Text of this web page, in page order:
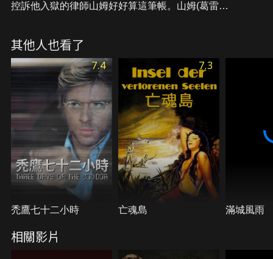
控訴他入獄的律師山姆好好算這筆帳。山姆(葛雷哥
的仇恨和計畫，卡迪來到山姆居住的小城，開始他瘋
狂的復仇行動…
其他人也看了
7.4
禿鷹七十二小時
7.3
亡魂島 滿城風雨
相關影片